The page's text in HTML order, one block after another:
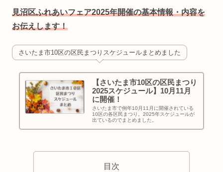
見沼区ふれあいフェア2025年開催の基本情報・内容を
お伝えします！
さいたま市10区の区民まつりスケジュールまとめました
【さいたま市10区の区民まつり
2025スケジュール】10月11月
に開催！
さいたま市で例年10月11月に開催されている
10区の各区民まつり。2025年スケジュールが
出ているのでまとめました。
目次